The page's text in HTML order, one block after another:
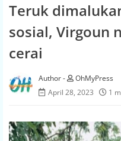
Teruk
sosial, Virgoun
cerai
OhMyPress
April 28, 2023
1